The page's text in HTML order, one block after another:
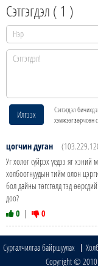
Сэтгэгдэл ( 1 )
Илгээх
Сэтгэгдэл
хэмжээг зөрчсөн
цогчин дуган
Уг хөлөг сүйрэх үедээ яг
холбоотнуудын тийм олон
бол дайны төгсгөлд тэд
доо?
0 | 0
Сурталчилгаа байршуулах
Copyright ©